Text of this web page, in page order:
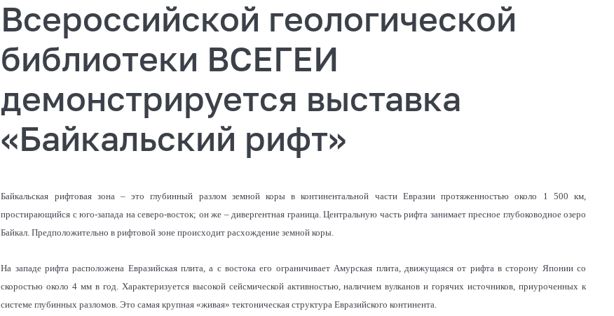
Всероссийской геологической
библиотеки ВСЕГЕИ
демонстрируется выставка
«Байкальский рифт»
Байкальская рифтовая зона – это глубинный разлом земной коры в континентальной части Евразии протяженностью около 1 500 км,
простирающийся с юго-запада на северо-восток; он же – дивергентная граница. Центральную часть рифта занимает пресное глубоководное озеро
Байкал. Предположительно в рифтовой зоне происходит расхождение земной коры.
На западе рифта расположена Евразийская плита, а с востока его ограничивает Амурская плита, движущаяся от рифта в сторону Японии со
скоростью около 4 мм в год. Характеризуется высокой сейсмической активностью, наличием вулканов и горячих источников, приуроченных к
системе глубинных разломов. Это самая крупная «живая» тектоническая структура Евразийского континента.